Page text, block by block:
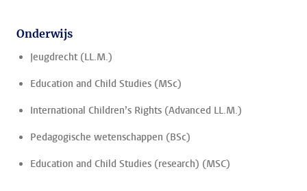
Onderwijs
Jeugdrecht (LL.M.)
Education and Child Studies (MSc)
International Children’s Rights (Advanced LL.M.)
Pedagogische wetenschappen (BSc)
Education and Child Studies (research) (MSC)